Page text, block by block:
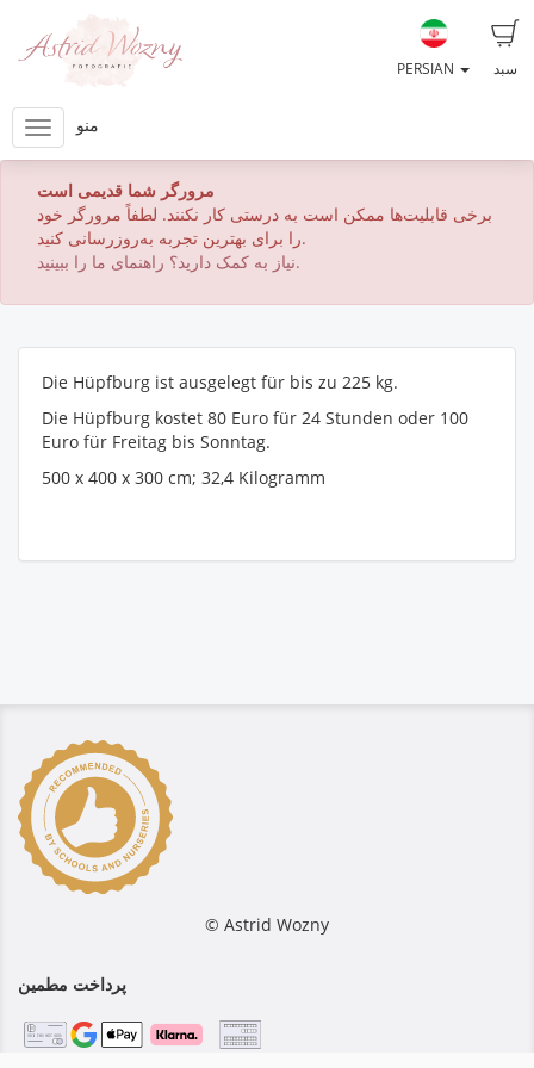
سبد PERSIAN
منو
مرورگر شما قدیمی است
برخی قابلیت‌ها ممکن است به درستی کار نکنند. لطفاً مرورگر خود
را برای بهترین تجربه به‌روزرسانی کنید.
نیاز به کمک دارید؟ راهنمای ما را ببینید.
Die Hüpfburg ist ausgelegt für bis zu 225 kg.
Die Hüpfburg kostet 80 Euro für 24 Stunden oder 100
Euro für Freitag bis Sonntag.
500 x 400 x 300 cm; 32,4 Kilogramm
© Astrid Wozny
پرداخت مطمین